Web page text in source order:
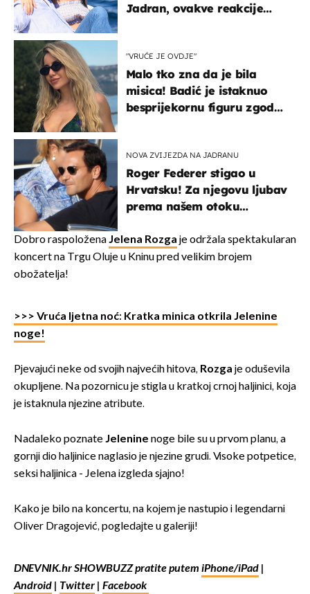
Jadran, ovakve reakcije
"VRUĆE JE OVDJE"
Malo tko zna da je bila
misica! Badić je istaknuo
besprijekornu figuru zgodne
NOVA ZVIJEZDA NA JADRANU
Roger Federer stigao u
Hrvatsku! Za njegovu ljubav
prema našem otoku
Hrvat
Dobro raspoloženaJelena Rozga je održala spektakularan
koncert na Trgu Oluje u Kninu pred velikim brojem
obožatelja!
>>> Vruća ljetna noć: Kratka minica otkrila Jelenine
noge!
Pjevajući neke od svojih najvećih hitova, Rozga je oduševila
okupljene. Na pozornicu je stigla u kratkoj crnoj haljinici, koja
je istaknula njezine atribute.
Nadaleko poznateJelenine noge bile su u prvom planu, a
gornji dio haljinice naglasio je njezine grudi. Visoke potpetice,
seksi haljinica - Jelena izgleda sjajno!
Kako je bilo na koncertu, na kojem je nastupio i legendarni
Oliver Dragojević, pogledajte u galeriji!
DNEVNIK.hr SHOWBUZZ pratite putem iPhone/iPad |
Android | Twitter | Facebook